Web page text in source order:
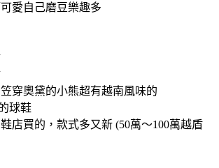
愛自己磨豆樂趣多
穿奧黛的小熊超有越南風味的
球鞋
店買的，款式多又新 (50萬～100萬越盾